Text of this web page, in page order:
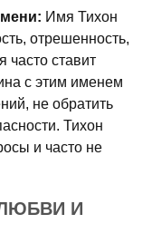
Имя Тихон
отрешенность,
часто ставит
с этим именем
не обратить
Тихон
и часто не
И